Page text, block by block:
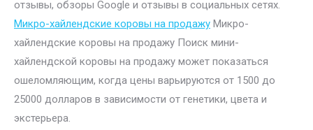
отзывы, обзоры Google и отзывы в социальных сетях.
Микро-хайлендские коровы на продажу Микро-
хайлендские коровы на продажу Поиск мини-
хайлендской коровы на продажу может показаться
ошеломляющим, когда цены варьируются от 1500 до
25000 долларов в зависимости от генетики, цвета и
экстерьера.